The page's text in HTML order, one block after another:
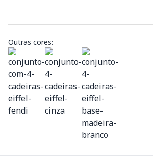
Outras cores: